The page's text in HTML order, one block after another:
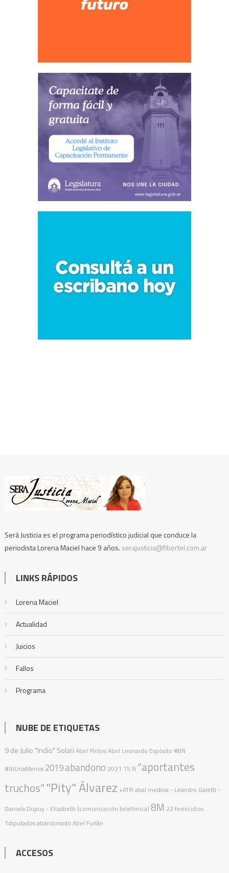
Será Justicia es el programa periodístico judicial que conduce la
periodista Lorena Maciel hace 9 años. serajusticia@fibertel.com.ar
LINKS RÁPIDOS
Lorena Maciel
Actualidad
Juicios
Fallos
Programa
NUBE DE ETIQUETAS
9 de Julio "Indio" Solari Abel PintosAbel Leonardo Espósito #8N
#NiUnaMenos 2019abandono 2021 15 N “aportantes
truchos”"Pity" Álvarez +ATR abal medina - Leandro Galetti -
Daniela Dupuy - Elizabeth (comunicación telefónica) 8M 22 femicidios
1diputadosabandonado Abel Furlán
ACCESOS